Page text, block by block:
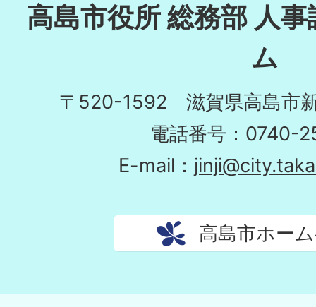
高島市役所 総務部 人
ム
〒520-1592 滋賀県高島市
電話番号：0740-
E-mail：
高島市ホー